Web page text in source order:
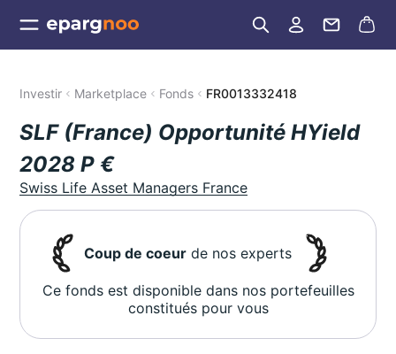
Investir Marketplace Fonds FR0013332418
SLF (France) Opportunité HYield
2028 P €
Swiss Life Asset Managers France
Coup de coeur de nos experts
Ce fonds est disponible dans nos portefeuilles
constitués pour vous